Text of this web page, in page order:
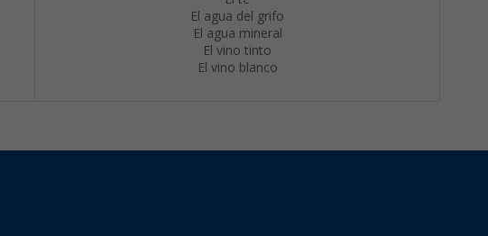
El agua del grifo
El agua mineral
El vino tinto
El vino blanco